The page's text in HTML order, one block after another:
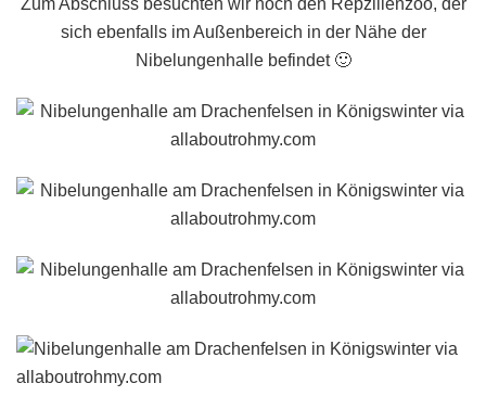
Zum Abschluss besuchten wir noch den Repzilienzoo, der
sich ebenfalls im Außenbereich in der Nähe der
Nibelungenhalle befindet 🙂